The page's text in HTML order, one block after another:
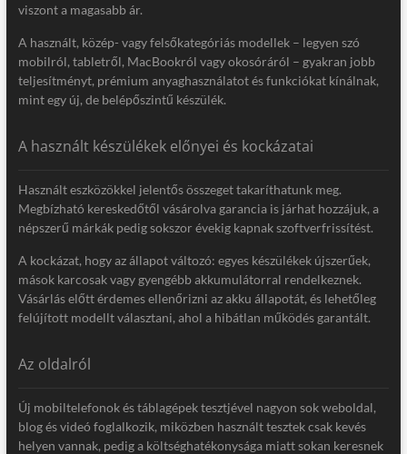
viszont a magasabb ár.
A használt, közép- vagy felsőkategóriás modellek – legyen szó
mobilról, tabletről, MacBookról vagy okosóráról – gyakran jobb
teljesítményt, prémium anyaghasználatot és funkciókat kínálnak,
mint egy új, de belépőszintű készülék.
A használt készülékek előnyei és kockázatai
Használt eszközökkel jelentős összeget takaríthatunk meg.
Megbízható kereskedőtől vásárolva garancia is járhat hozzájuk, a
népszerű márkák pedig sokszor évekig kapnak szoftverfrissítést.
A kockázat, hogy az állapot változó: egyes készülékek újszerűek,
mások karcosak vagy gyengébb akkumulátorral rendelkeznek.
Vásárlás előtt érdemes ellenőrizni az akku állapotát, és lehetőleg
felújított modellt választani, ahol a hibátlan működés garantált.
Az oldalról
Új mobiltelefonok és táblagépek tesztjével nagyon sok weboldal,
blog és videó foglalkozik, miközben használt tesztek csak kevés
helyen vannak, pedig a költséghatékonysága miatt sokan keresnek